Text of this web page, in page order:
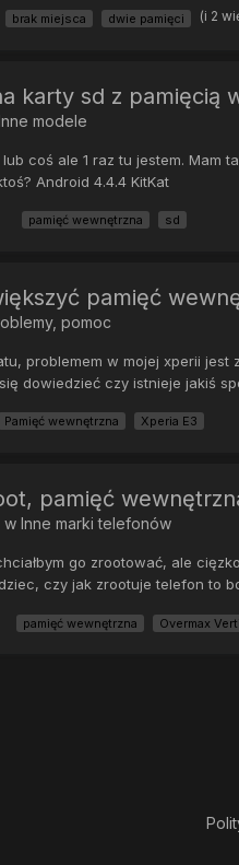
brak miejsca dwie pamięci (i 2
karty sd z pamięcią
modele
coś ale 1 raz tu jestem.
Android 4.4.4 KitKat
pamięć wewnętrzna sd
pamięć
pomoc
problemem w mojej xperii
dowiedzieć czy istnieje jakiś
Pamięć wewnętrzna Xperia E3
pamięć
w Inne marki telefonów
go zrootować, ale
czy jak zrootuje telefon to
pamięć wewnętrzna Overmax